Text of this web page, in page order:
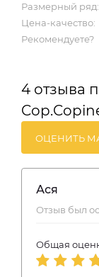
Размерный ряд:
Цена-качество:
Рекомендуете?
4 отзыва
ОЦЕНИТЬ
Ася
Общая